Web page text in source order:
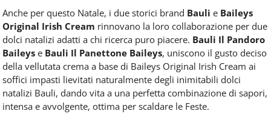
Anche per questo Natale, i due storici brand Bauli e Baileys
Original Irish Cream rinnovano la loro collaborazione per due
dolci natalizi adatti a chi ricerca puro piacere. Bauli Il Pandoro
Baileys e Bauli Il Panettone Baileys, uniscono il gusto deciso
della vellutata crema a base di Baileys Original Irish Cream ai
soffici impasti lievitati naturalmente degli inimitabili dolci
natalizi Bauli, dando vita a una perfetta combinazione di sapori,
intensa e avvolgente, ottima per scaldare le Feste.